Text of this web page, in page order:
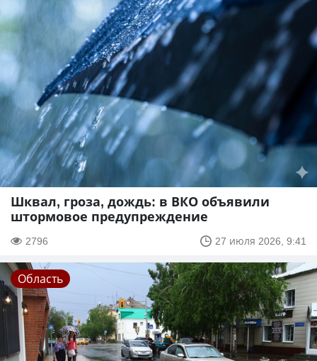
Шквал, гроза, дождь: в ВКО объявили
штормовое предупреждение
2796 27 июля 2026, 9:41
Область